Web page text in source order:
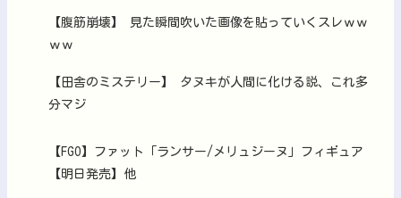
【腹筋崩壊】 見た瞬間吹いた画像を貼っていくスレｗｗ
ｗｗ
【田舎のミステリー】 タヌキが人間に化ける説、これ多
分マジ
【FGO】ファット「ランサー/メリュジーヌ」フィギュア
【明日発売】他